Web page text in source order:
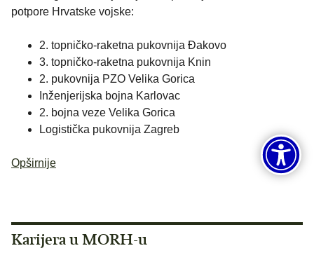
potpore Hrvatske vojske:
2. topničko-raketna pukovnija Đakovo
3. topničko-raketna pukovnija Knin
2. pukovnija PZO Velika Gorica
Inženjerijska bojna Karlovac
2. bojna veze Velika Gorica
Logistička pukovnija Zagreb
Opširnije
Karijera u MORH-u